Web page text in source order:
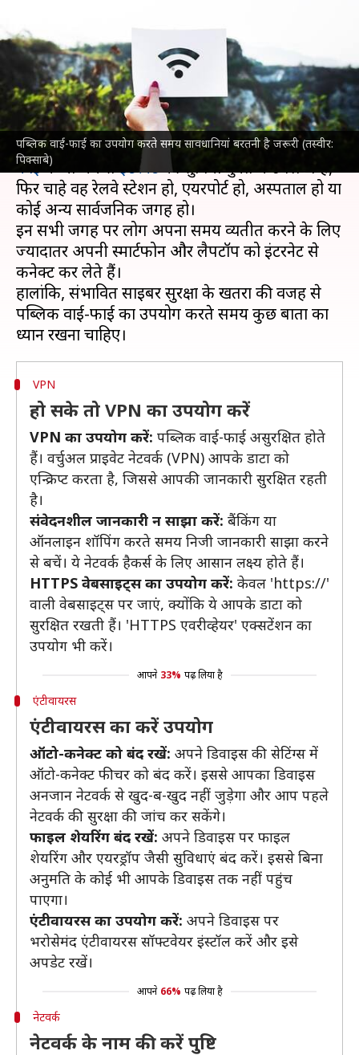
पब्लिक वाई-फाई का उपयोग करते समय सावधानियां बरतनी है जरूरी (तस्वीर:
पिक्साबे)
चाहिए?
बिश्वजीत कुमार Oct 31, 2024 06:14 pm
क्या है खबर?
आज के समय में ज्यादातर सार्वजनिक जगहों परवाई-
फाईके माध्यम सेइंटरनेटकी सुविधा मुक्त में उपलब्ध है,
फिर चाहे वह रेलवे स्टेशन हो, एयरपोर्ट हो, अस्पताल हो या
कोई अन्य सार्वजनिक जगह हो।
इन सभी जगह पर लोग अपना समय व्यतीत करने के लिए
ज्यादातर अपनी स्मार्टफोन और लैपटॉप को इंटरनेट से
कनेक्ट कर लेते हैं।
हालांकि, संभावित साइबर सुरक्षा के खतरों की वजह से
पब्लिक वाई-फाई का उपयोग करते समय कुछ बातों का
VPN
हो सके तो VPN का उपयोग करें
VPN का उपयोग करें: पब्लिक वाई-फाई असुरक्षित होते
हैं। वर्चुअल प्राइवेट नेटवर्क (VPN) आपके डाटा को
एन्क्रिप्ट करता है, जिससे आपकी जानकारी सुरक्षित रहती
है।
संवेदनशील जानकारी न साझा करें: बैंकिंग या
ऑनलाइन शॉपिंग करते समय निजी जानकारी साझा करने
से बचें। ये नेटवर्क हैकर्स के लिए आसान लक्ष्य होते हैं।
HTTPS वेबसाइट्स का उपयोग करें: केवल 'https://'
वाली वेबसाइट्स पर जाएं, क्योंकि ये आपके डाटा को
सुरक्षित रखती हैं। 'HTTPS एवरीव्हेयर' एक्सटेंशन का
उपयोग भी करें।
आपने 33% पढ़ लिया है
एंटीवायरस
एंटीवायरस का करें उपयोग
ऑटो-कनेक्ट को बंद रखें: अपने डिवाइस की सेटिंग्स में
ऑटो-कनेक्ट फीचर को बंद करें। इससे आपका डिवाइस
अनजान नेटवर्क से खुद-ब-खुद नहीं जुड़ेगा और आप पहले
नेटवर्क की सुरक्षा की जांच कर सकेंगे।
फाइल शेयरिंग बंद रखें: अपने डिवाइस पर फाइल
शेयरिंग और एयरड्रॉप जैसी सुविधाएं बंद करें। इससे बिना
अनुमति के कोई भी आपके डिवाइस तक नहीं पहुंच
पाएगा।
एंटीवायरस का उपयोग करें: अपने डिवाइस पर
भरोसेमंद एंटीवायरस सॉफ्टवेयर इंस्टॉल करें और इसे
अपडेट रखें।
आपने 66% पढ़ लिया है
नेटवर्क
नेटवर्क के नाम की करें पुष्टि